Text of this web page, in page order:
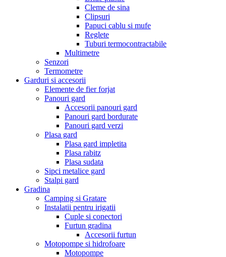
Cleme de sina
Clipsuri
Papuci cablu si mufe
Reglete
Tuburi termocontractabile
Multimetre
Senzori
Termometre
Garduri si accesorii
Elemente de fier forjat
Panouri gard
Accesorii panouri gard
Panouri gard bordurate
Panouri gard verzi
Plasa gard
Plasa gard impletita
Plasa rabitz
Plasa sudata
Sipci metalice gard
Stalpi gard
Gradina
Camping si Gratare
Instalatii pentru irigatii
Cuple si conectori
Furtun gradina
Accesorii furtun
Motopompe si hidrofoare
Motopompe